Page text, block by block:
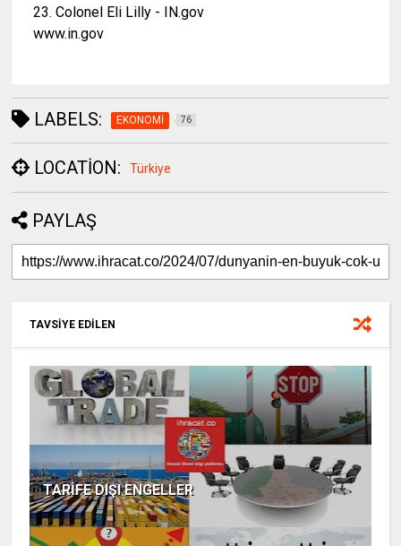
23. Colonel Eli Lilly - IN.gov
www.in.gov
LABELS: EKONOMİ 76
LOCATION: Türkiye
PAYLAŞ
TAVSİYE EDİLEN
TARİFE DIŞI ENGELLER